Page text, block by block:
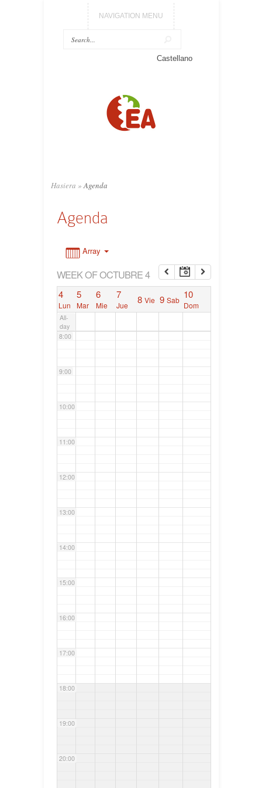
NAVIGATION MENU
Castellano
Hasiera » Agenda
Agenda
Array
WEEK OF OCTUBRE 4
4
Lun
5
Mar
6
Mie
7
Jue 8 Vie 9 Sab 10
Dom
All-
day
7:00
8:00
9:00
10:00
11:00
12:00
13:00
14:00
15:00
16:00
17:00
18:00
19:00
20:00